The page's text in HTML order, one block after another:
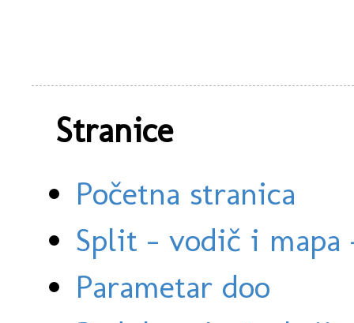
Stranice
Početna stranica
Split - vodič i
Parametar doo